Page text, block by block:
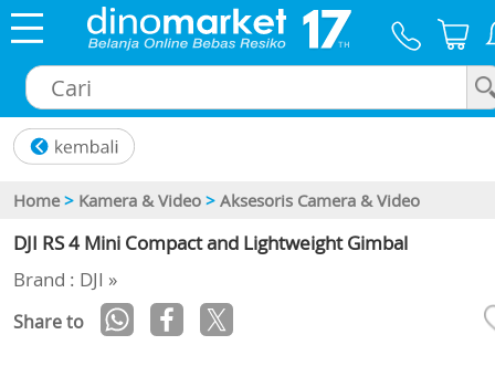
Home > Kamera & Video > Aksesoris Camera & Video
DJI RS 4 Mini Compact and Lightweight Gimbal
Brand : DJI »
Share to